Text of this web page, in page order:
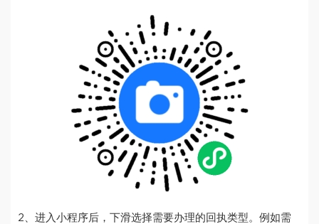
2、进入小程序后，下滑选择需要办理的回执类型。例如需